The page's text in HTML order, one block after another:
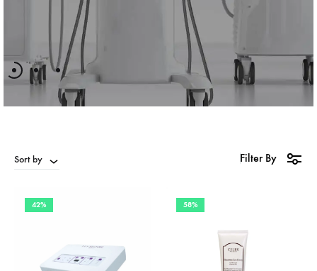
Sort by Filter By
42% 58%